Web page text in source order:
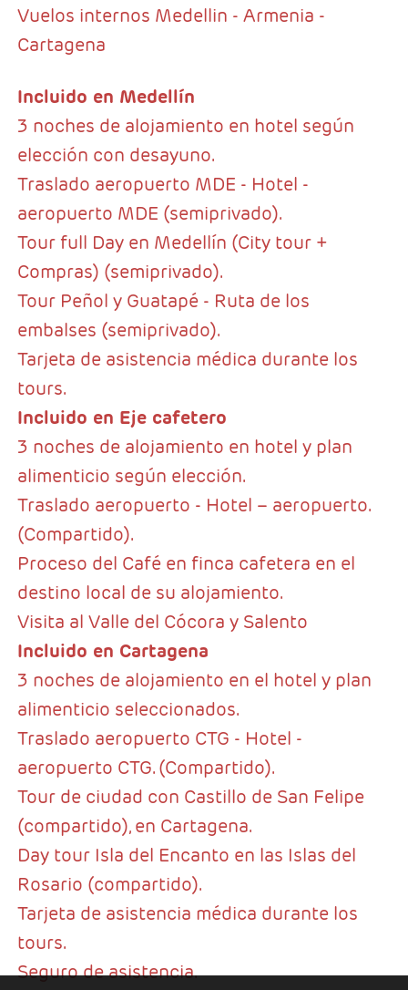
Vuelos internos Medellin - Armenia -
Cartagena
Incluido en Medellín
3 noches de alojamiento en hotel según
elección con desayuno.
Traslado aeropuerto MDE - Hotel -
aeropuerto MDE (semiprivado).
Tour full Day en Medellín (City tour +
Compras) (semiprivado).
Tour Peñol y Guatapé - Ruta de los
embalses (semiprivado).
Tarjeta de asistencia médica durante los
tours.
Incluido en Eje cafetero
3 noches de alojamiento en hotel y plan
alimenticio según elección.
Traslado aeropuerto - Hotel – aeropuerto.
(Compartido).
Proceso del Café en finca cafetera en el
destino local de su alojamiento.
Visita al Valle del Cócora y Salento
Incluido en Cartagena
3 noches de alojamiento en el hotel y plan
alimenticio seleccionados.
Traslado aeropuerto CTG - Hotel -
aeropuerto CTG. (Compartido).
Tour de ciudad con Castillo de San Felipe
(compartido), en Cartagena.
Day tour Isla del Encanto en las Islas del
Rosario (compartido).
Tarjeta de asistencia médica durante los
tours.
Seguro de asistencia.